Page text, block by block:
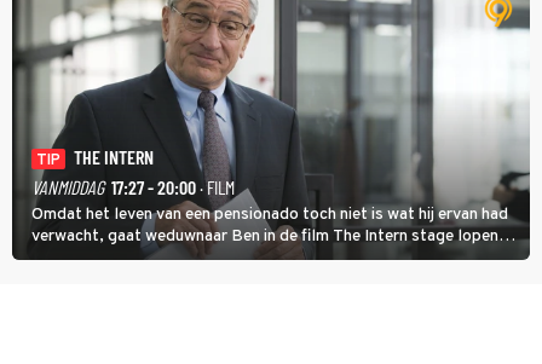
TIP
THE INTERN
VANMIDDAG 17:27 - 20:00· FILM
Omdat het leven van een pensionado toch niet is wat hij ervan had
verwacht, gaat weduwnaar Ben in de film The Intern stage lopen
bij de hippe webwinkel van Jules, wat een gouden zet blijkt te zijn.